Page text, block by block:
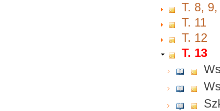
T. 8,
T. 11
T. 12
T. 13